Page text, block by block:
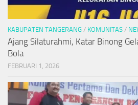
KABUPATEN TANGERANG / KOMUNITAS /
Ajang Silaturahmi, Katar Binong
Bola
FEBRUARI 1, 2026